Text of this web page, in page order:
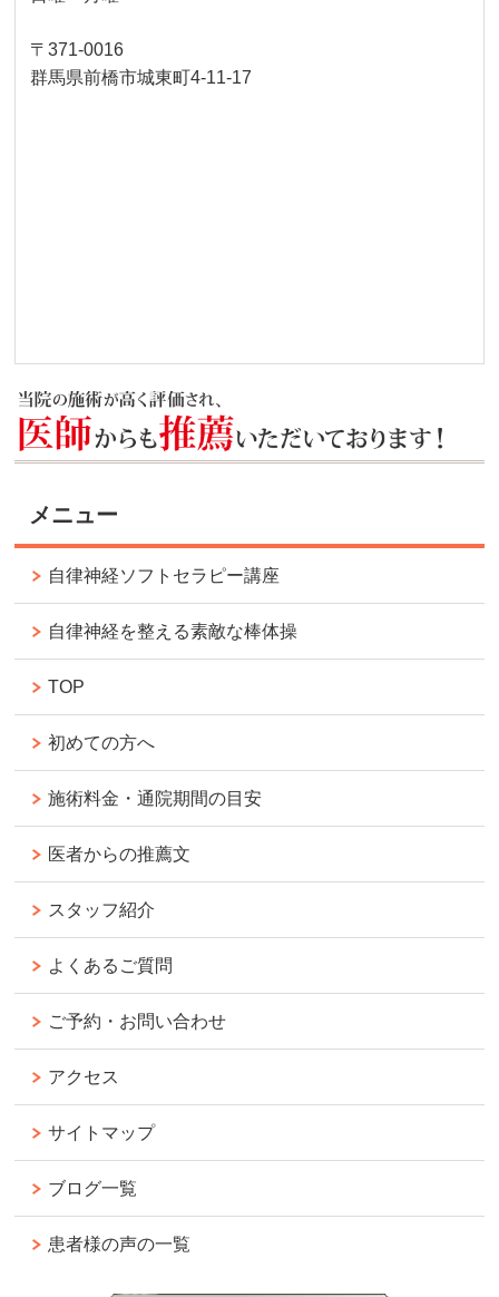
〒371-0016
群馬県前橋市城東町4-11-17
メニュー
自律神経ソフトセラピー講座
自律神経を整える素敵な棒体操
TOP
初めての方へ
施術料金・通院期間の目安
医者からの推薦文
スタッフ紹介
よくあるご質問
ご予約・お問い合わせ
アクセス
サイトマップ
ブログ一覧
患者様の声の一覧